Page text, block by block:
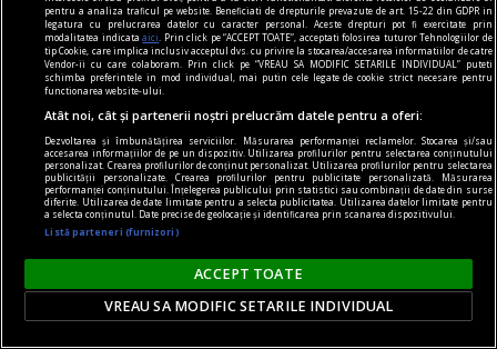
dalí
Viziunea suprarealistă a lumii
Ne aflăm pe versantul opus lucidității gîndului.
pentru a analiza traficul pe website. Beneficiati de drepturile prevazute de art. 15-22 din GDPR in
legatura cu prelucrarea datelor cu caracter personal. Aceste drepturi pot fi exercitate prin
modalitatea indicataaici
. Prin click pe “ACCEPT TOATE”, acceptati folosirea tuturor Tehnologiilor de
tip Cookie, care implica inclusiv acceptul dvs. cu privire la stocarea/accesarea informatiilor de catre
Vendor-ii cu care colaboram. Prin click pe “VREAU SA MODIFIC SETARILE INDIVIDUAL” puteti
schimba preferintele in mod individual, mai putin cele legate de cookie strict necesare pentru
functionarea website-ului.
Atât noi, cât și partenerii noștri prelucrăm datele pentru a oferi:
Dezvoltarea și îmbunătățirea serviciilor. Măsurarea performanței reclamelor. Stocarea și/sau
accesarea informațiilor de pe un dispozitiv. Utilizarea profilurilor pentru selectarea conținutului
personalizat. Crearea profilurilor de conținut personalizat. Utilizarea profilurilor pentru selectarea
publicității personalizate. Crearea profilurilor pentru publicitate personalizată. Măsurarea
performanței conținutului. Înțelegerea publicului prin statistici sau combinații de date din surse
diferite. Utilizarea de date limitate pentru a selecta publicitatea. Utilizarea datelor limitate pentru
a selecta conținutul. Date precise de geolocație și identificarea prin scanarea dispozitivului.
Listă parteneri (furnizori)
ACCEPT TOATE
VREAU SA MODIFIC SETARILE INDIVIDUAL